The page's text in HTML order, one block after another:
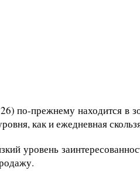
по-прежнему находится в
как и ежедневная
уровень